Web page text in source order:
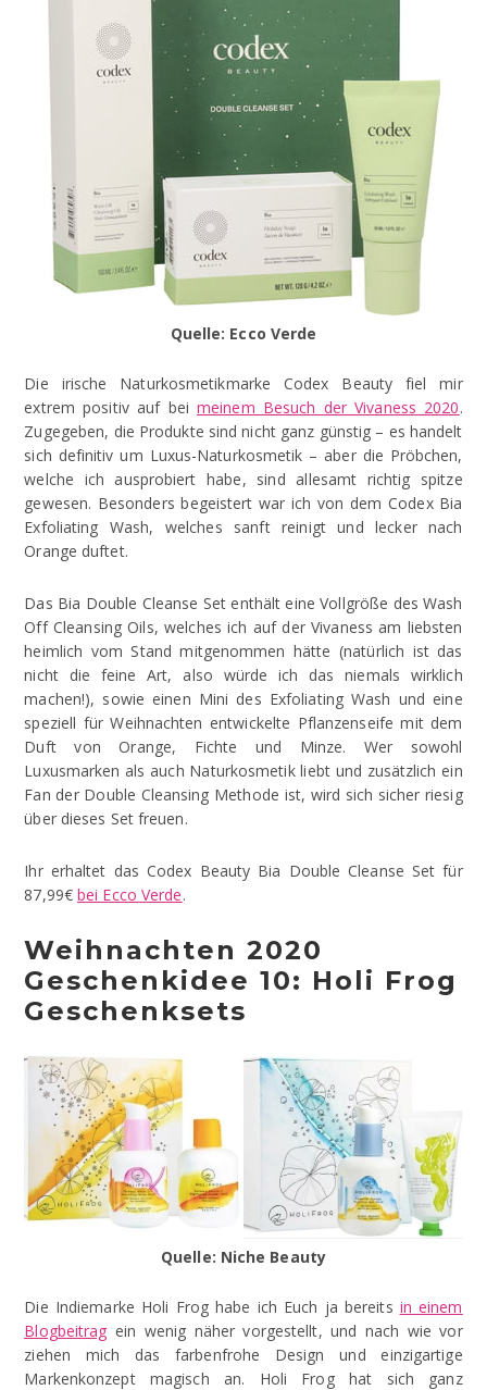
Quelle: Ecco Verde
Die irische Naturkosmetikmarke Codex Beauty fiel mir
extrem positiv auf beimeinem Besuch der Vivaness 2020.
Zugegeben, die Produkte sind nicht ganz günstig – es handelt
sich definitiv um Luxus-Naturkosmetik – aber die Pröbchen,
welche ich ausprobiert habe, sind allesamt richtig spitze
gewesen. Besonders begeistert war ich von dem Codex Bia
Exfoliating Wash, welches sanft reinigt und lecker nach
Orange duftet.
Das Bia Double Cleanse Set enthält eine Vollgröße des Wash
Off Cleansing Oils, welches ich auf der Vivaness am liebsten
heimlich vom Stand mitgenommen hätte (natürlich ist das
nicht die feine Art, also würde ich das niemals wirklich
machen!), sowie einen Mini des Exfoliating Wash und eine
speziell für Weihnachten entwickelte Pflanzenseife mit dem
Duft von Orange, Fichte und Minze. Wer sowohl
Luxusmarken als auch Naturkosmetik liebt und zusätzlich ein
Fan der Double Cleansing Methode ist, wird sich sicher riesig
über dieses Set freuen.
Ihr erhaltet das Codex Beauty Bia Double Cleanse Set für
87,99€bei Ecco Verde.
Weihnachten 2020
Geschenkidee 10: Holi Frog
Geschenksets
Quelle: Niche Beauty
Die Indiemarke Holi Frog habe ich Euch ja bereits in einem
Blogbeitrag ein wenig näher vorgestellt, und nach wie vor
ziehen mich das farbenfrohe Design und einzigartige
Markenkonzept magisch an. Holi Frog hat sich ganz